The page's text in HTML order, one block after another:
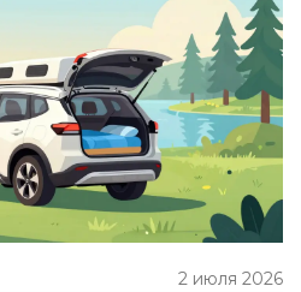
2 июля 2026